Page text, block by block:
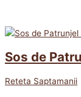
Sos de
Reteta Saptamanii